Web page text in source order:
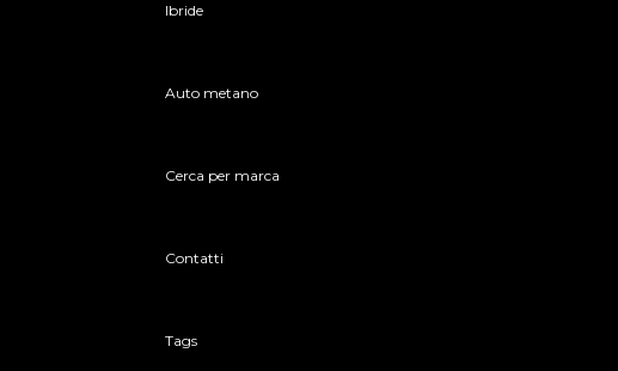
Ibride
Auto metano
Cerca per marca
Contatti
Tags